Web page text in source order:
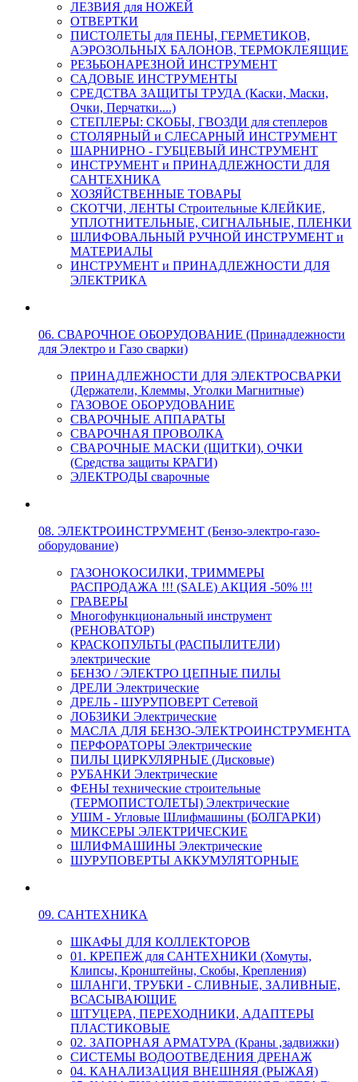
ЛЕЗВИЯ для НОЖЕЙ
ОТВЕРТКИ
ПИСТОЛЕТЫ для ПЕНЫ, ГЕРМЕТИКОВ,
АЭРОЗОЛЬНЫХ БАЛОНОВ, ТЕРМОКЛЕЯЩИЕ
РЕЗЬБОНАРЕЗНОЙ ИНСТРУМЕНТ
САДОВЫЕ ИНСТРУМЕНТЫ
СРЕДСТВА ЗАЩИТЫ ТРУДА (Каски, Маски,
Очки, Перчатки....)
СТЕПЛЕРЫ: СКОБЫ, ГВОЗДИ для степлеров
СТОЛЯРНЫЙ и СЛЕСАРНЫЙ ИНСТРУМЕНТ
ШАРНИРНО - ГУБЦЕВЫЙ ИНСТРУМЕНТ
ИНСТРУМЕНТ и ПРИНАДЛЕЖНОСТИ ДЛЯ
САНТЕХНИКА
ХОЗЯЙСТВЕННЫЕ ТОВАРЫ
СКОТЧИ, ЛЕНТЫ Строительные КЛЕЙКИЕ,
УПЛОТНИТЕЛЬНЫЕ, СИГНАЛЬНЫЕ, ПЛЕНКИ
ШЛИФОВАЛЬНЫЙ РУЧНОЙ ИНСТРУМЕНТ и
МАТЕРИАЛЫ
ИНСТРУМЕНТ и ПРИНАДЛЕЖНОСТИ ДЛЯ
ЭЛЕКТРИКА
06. СВАРОЧНОЕ ОБОРУДОВАНИЕ (Принадлежности
для Электро и Газо сварки)
ПРИНАДЛЕЖНОСТИ ДЛЯ ЭЛЕКТРОСВАРКИ
(Держатели, Клеммы, Уголки Магнитные)
ГАЗОВОЕ ОБОРУДОВАНИЕ
СВАРОЧНЫЕ АППАРАТЫ
СВАРОЧНАЯ ПРОВОЛКА
СВАРОЧНЫЕ МАСКИ (ЩИТКИ), ОЧКИ
(Средства защиты КРАГИ)
ЭЛЕКТРОДЫ сварочные
08. ЭЛЕКТРОИНСТРУМЕНТ (Бензо-электро-газо-
оборудование)
ГАЗОНОКОСИЛКИ, ТРИММЕРЫ
РАСПРОДАЖА !!! (SALE) АКЦИЯ -50% !!!
ГРАВЕРЫ
Многофункциональный инструмент
(РЕНОВАТОР)
КРАСКОПУЛЬТЫ (РАСПЫЛИТЕЛИ)
электрические
БЕНЗО / ЭЛЕКТРО ЦЕПНЫЕ ПИЛЫ
ДРЕЛИ Электрические
ДРЕЛЬ - ШУРУПОВЕРТ Сетевой
ЛОБЗИКИ Электрические
МАСЛА ДЛЯ БЕНЗО-ЭЛЕКТРОИНСТРУМЕНТА
ПЕРФОРАТОРЫ Электрические
ПИЛЫ ЦИРКУЛЯРНЫЕ (Дисковые)
РУБАНКИ Электрические
ФЕНЫ технические строительные
(ТЕРМОПИСТОЛЕТЫ) Электрические
УШМ - Угловые Шлифмашины (БОЛГАРКИ)
МИКСЕРЫ ЭЛЕКТРИЧЕСКИЕ
ШЛИФМАШИНЫ Электрические
ШУРУПОВЕРТЫ АККУМУЛЯТОРНЫЕ
09. САНТЕХНИКА
ШКАФЫ ДЛЯ КОЛЛЕКТОРОВ
01. КРЕПЕЖ для САНТЕХНИКИ (Хомуты,
Клипсы, Кронштейны, Скобы, Крепления)
ШЛАНГИ, ТРУБКИ - СЛИВНЫЕ, ЗАЛИВНЫЕ,
ВСАСЫВАЮЩИЕ
ШТУЦЕРА, ПЕРЕХОДНИКИ, АДАПТЕРЫ
ПЛАСТИКОВЫЕ
02. ЗАПОРНАЯ АРМАТУРА (Краны ,задвижки)
СИСТЕМЫ ВОДООТВЕДЕНИЯ ДРЕНАЖ
04. КАНАЛИЗАЦИЯ ВНЕШНЯЯ (РЫЖАЯ)